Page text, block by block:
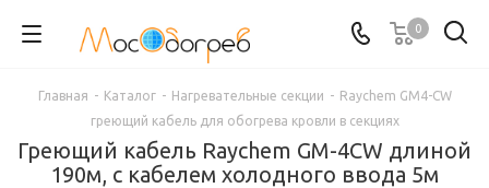
0
Главная - Каталог - Нагревательные секции - Raychem GM4-CW
греющий кабель для обогрева кровли в секциях
Греющий кабель Raychem GM-4CW длиной
190м, с кабелем холодного ввода 5м